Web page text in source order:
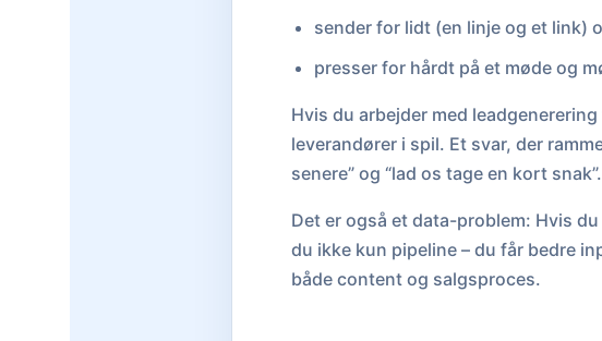
sender for lidt (en linje og et link)
presser for hårdt på et møde og
Hvis du arbejder med
leverandører i spil. Et svar, der
senere” og “lad os tage en kort snak”.
Det er også et data-problem: Hvis
du ikke kun pipeline – du får bedre
både content og salgsproces.